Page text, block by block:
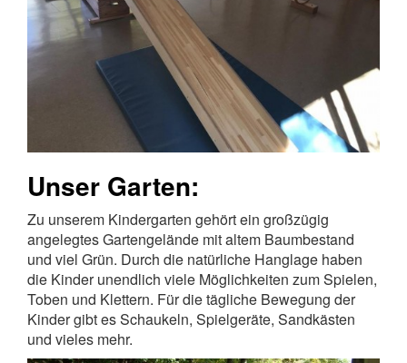
Unser Garten:
Zu unserem Kindergarten gehört ein großzügig
angelegtes Gartengelände mit altem Baumbestand
und viel Grün. Durch die natürliche Hanglage haben
die Kinder unendlich viele Möglichkeiten zum Spielen,
Toben und Klettern. Für die tägliche Bewegung der
Kinder gibt es Schaukeln, Spielgeräte, Sandkästen
und vieles mehr.